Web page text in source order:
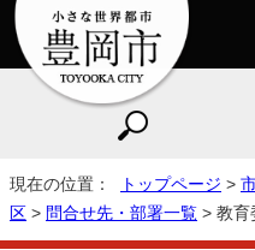
現在の位置： トップページ >
区 > 問合せ先・部署一覧 > 教